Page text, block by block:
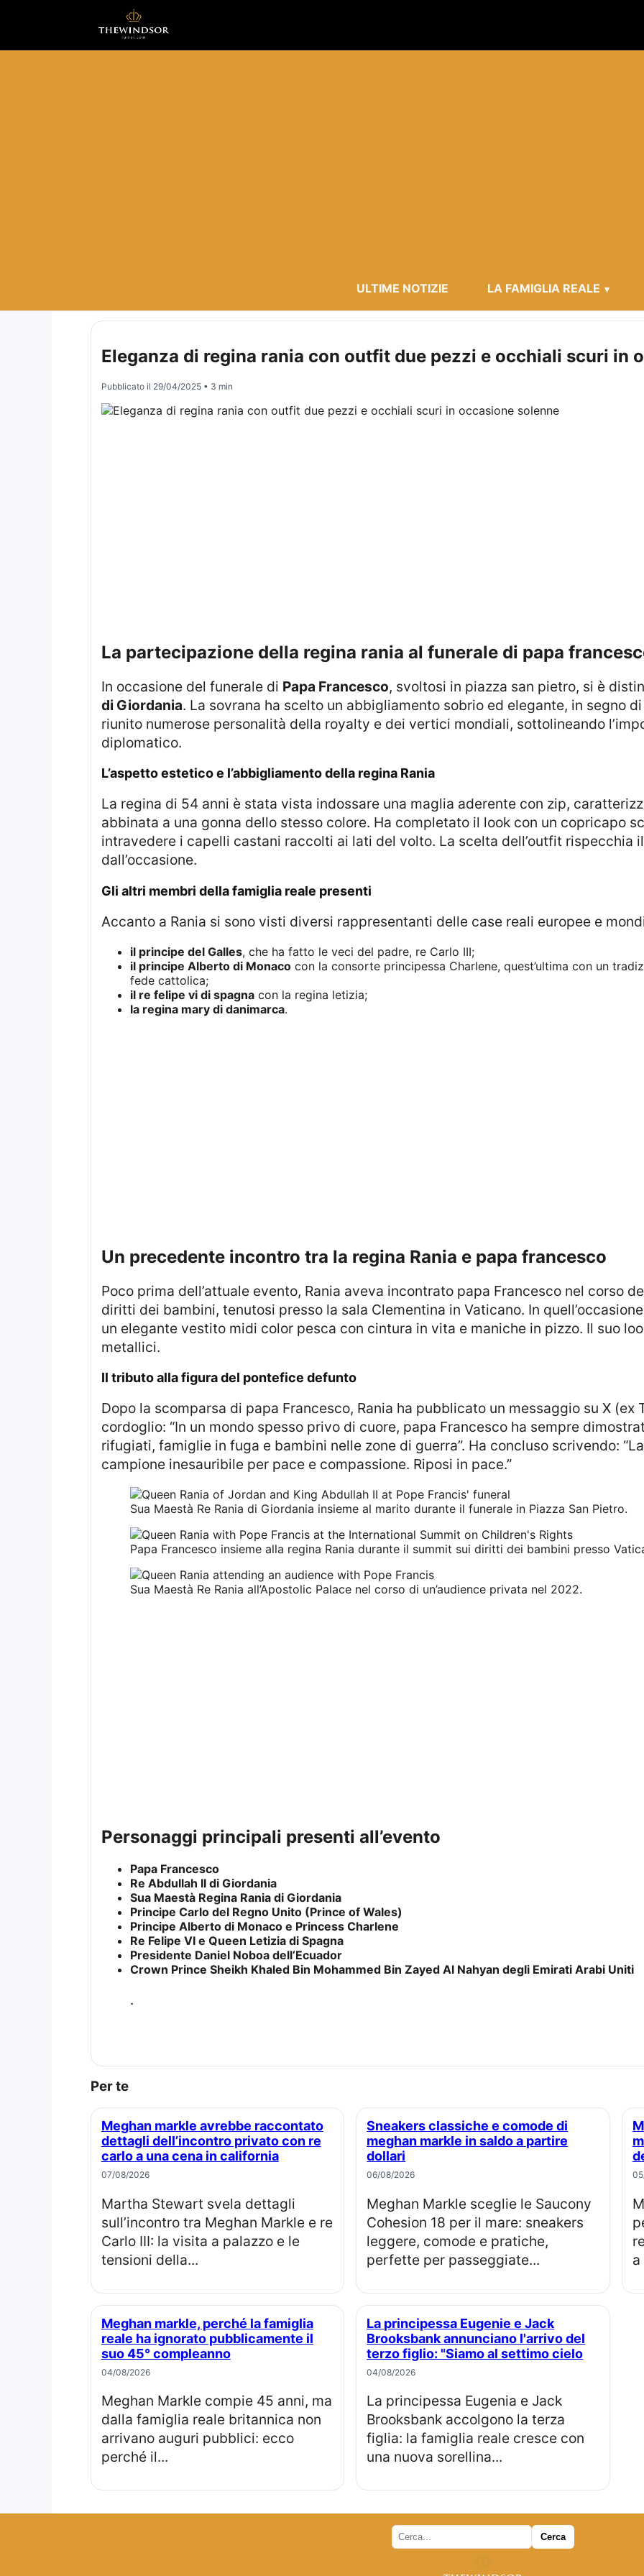
ULTIME NOTIZIE LA FAMIGLIA REALE
Eleganza di regina rania con outfit due pezzi e occhiali scuri in
Pubblicato il 29/04/2025• 3 min
la partecipazione della regina rania al funerale di papa
In occasione del funerale di Papa Francesco, svoltosi in piazza san pietro, si è
di Giordania. La sovrana ha scelto un abbigliamento sobrio ed elegante, in segno
riunito numerose personalità della royalty e dei vertici mondiali, sottolineando
diplomatico.
l’aspetto estetico e l’abbigliamento della regina Rania
La regina di 54 anni è stata vista indossare una maglia aderente con zip, caratterizzata da un colletto oversize,
abbinata a una gonna dello stesso colore. Ha completato il look con un copricapo
intravedere i capelli castani raccolti ai lati del volto. La scelta dell’outfit rispecchia
dall’occasione.
gli altri membri della famiglia reale presenti
Accanto a Rania si sono visti diversi rappresentanti delle case reali europee e
il principe del Galles, che ha fatto le veci del padre, re Carlo III;
il principe Alberto di Monacocon la consorte principessa Charlene, quest’ultima con un
fede cattolica;
il re felipe vi di spagnacon la regina letizia;
la regina mary di danimarca.
un precedente incontro tra la regina Rania e papa francesco
Poco prima dell’attuale evento, Rania aveva incontrato papa Francesco nel corso del primo summit internazionale sui
diritti dei bambini, tenutosi presso la sala Clementina in Vaticano. In
un elegante vestito midi color pesca con cintura in vita e maniche in pizzo. Il suo
metallici.
il tributo alla figura del pontefice defunto
Dopo la scomparsa di papa Francesco, Rania ha pubblicato un messaggio su X (ex Twitter), esprimendo il suo
cordoglio: “In un mondo spesso privo di cuore, papa Francesco ha sempre
rifugiati, famiglie in fuga e bambini nelle zone di guerra”. Ha concluso scrivendo:
campione inesauribile per pace e compassione. Riposi in pace.”
Sua Maestà Re Rania di Giordania insieme al marito durante il funerale in Piazza San Pietro.
Papa Francesco insieme alla regina Rania durante il summit sui diritti dei bambini presso
Sua Maestà Re Rania all’Apostolic Palace nel corso di un’audience privata nel 2022.
personaggi principali presenti all’evento
Papa Francesco
Re Abdullah II di Giordania
Sua Maestà Regina Rania di Giordania
Principe Carlo del Regno Unito (Prince of Wales)
Principe Alberto di Monaco e Princess Charlene
Re Felipe VI e Queen Letizia di Spagna
Presidente Daniel Noboa dell’Ecuador
Crown Prince Sheikh Khaled Bin Mohammed Bin Zayed Al Nahyan degli Emirati Arabi Uniti
.
Per te
Meghan markle avrebbe raccontato
dettagli dell’incontro privato con re
carlo a una cena in california
07/08/2026
Martha Stewart svela dettagli
sull’incontro tra Meghan Markle e re
Carlo III: la visita a palazzo e le
tensioni della...
Sneakers classiche e comode di
meghan markle in saldo a partire
dollari
06/08/2026
Meghan Markle sceglie le Saucony
Cohesion 18 per il mare: sneakers
leggere, comode e pratiche,
perfette per passeggiate...
Martha stewart stronca il tentativo di
Martha Stewart commenta il
Meghan markle, perché la famiglia
reale ha ignorato pubblicamente il
suo 45° compleanno
04/08/2026
Meghan Markle compie 45 anni, ma
dalla famiglia reale britannica non
arrivano auguri pubblici: ecco
perché il...
La principessa Eugenie e Jack
Brooksbank annunciano l'arrivo del
terzo figlio: "Siamo al settimo cielo
04/08/2026
La principessa Eugenia e Jack
Brooksbank accolgono la terza
figlia: la famiglia reale cresce con
una nuova sorellina...